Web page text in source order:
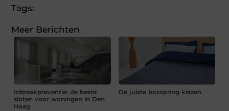
Tags:
Meer Berichten
Inbraakpreventie: de beste
sloten voor woningen in Den
Haag
De juiste boxspring kiezen